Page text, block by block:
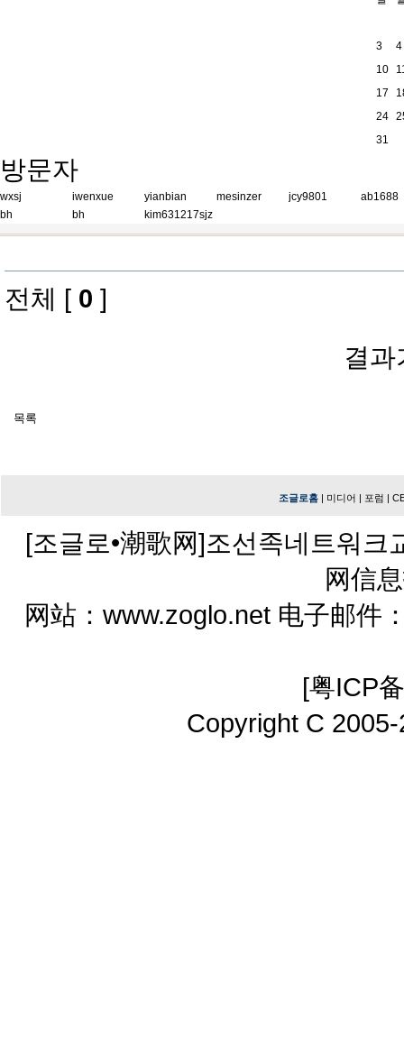
다 생활환경에 따라 정도가 틀릴
니까? 2등이 있어야 1등이 있고
고 불공평합니다 넘 아름다운것
3
4
10
17
24
31
방문자
wxsj iwenxue yianbian mesinzer jcy9801
ab1688
bh
bh kim631217sjz
전체 [ 0 ]
결
조글로홈 | 미디어 | 포럼 |
[조글로•潮歌网]조선족네트워크
网信
网站：www.zoglo.net 电子邮件
[粤ICP
Copyright C